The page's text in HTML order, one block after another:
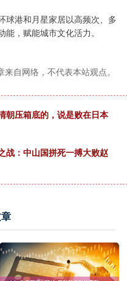
球港和月星家居以高频次、多
，赋能城市文化活力。
自网络，不代表本站观点。
朝压箱底的，说是败在日本
战：中山国拼死一搏大败赵